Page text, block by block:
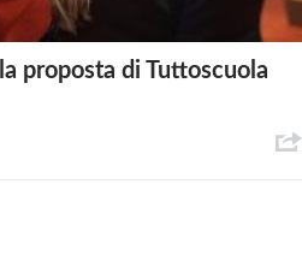
proposta di Tuttoscuola